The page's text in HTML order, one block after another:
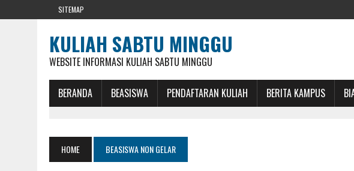
SITEMAP
KULIAH SABTU MINGGU
WEBSITE INFORMASI KULIAH SABTU MINGGU
BERANDA BEASISWA PENDAFTARAN KULIAH BERITA KAMPUS
HOME BEASISWA NON GELAR